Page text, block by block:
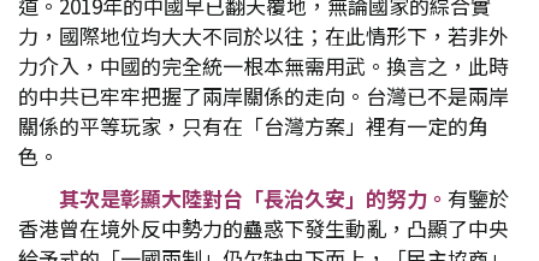
力，國際地位均大大不同於以往；在此情形下，若非外
力介入，中國的完全統一根本無需用武。換言之，此時
的中共已牢牢把握了兩岸關係的走向。台灣已不是兩岸
關係的平等玩家，只有在「台灣方案」裡有一定的角
色。
其次是彰顯大陸對台「長治久安」的努力。 有鑒於
香港曾在境外反中勢力的蠱惑下發生動亂，凸顯了中央